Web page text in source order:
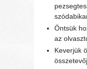
Öntsük
az
Keverjük